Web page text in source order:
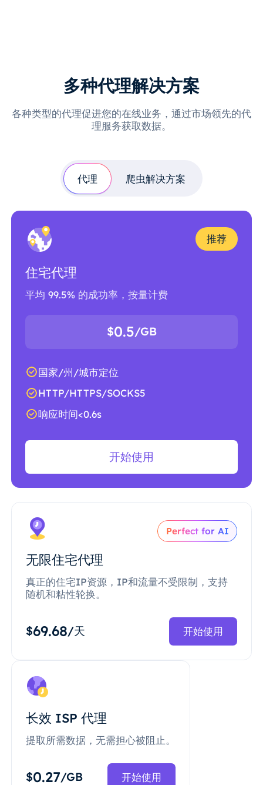
多种代理解决方案
各种类型的代理促进您的在线业务，通过市场领先的代
理服务获取数据。
代理 爬虫解决方案
推荐
住宅代理
平均 99.5% 的成功率，按量计费
$0.5/GB
国家/州/城市定位
HTTP/HTTPS/SOCKS5
响应时间<0.6s
开始使用
Perfect for AI
无限住宅代理
真正的住宅IP资源，IP和流量不受限制，支持
随机和粘性轮换。
$69.68/天 开始使用
长效 ISP 代理
提取所需数据，无需担心被阻止。
$0.27/GB 开始使用